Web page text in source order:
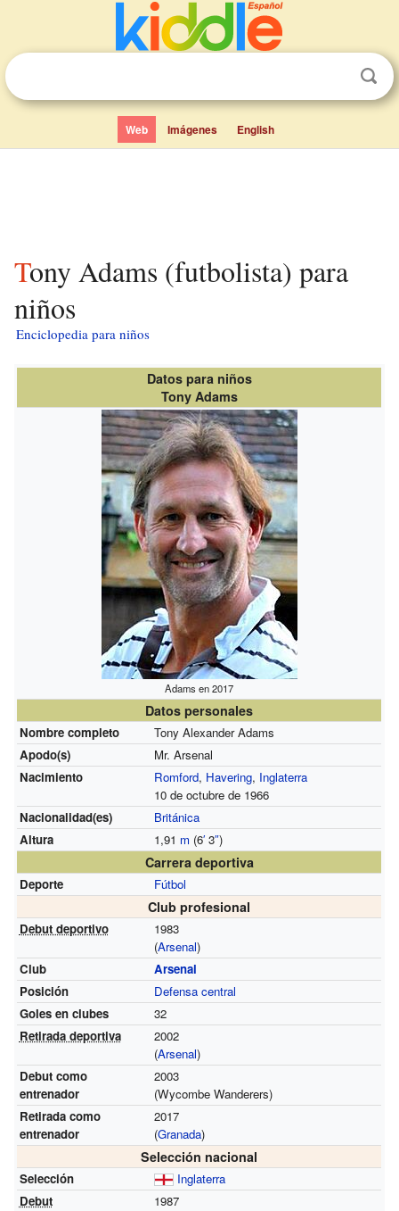
Web Imágenes English
Tony Adams (futbolista) para
niños
Enciclopedia para niños
Datos para niños
Tony Adams
Adams en 2017
Datos personales
Nombre completo
Tony Alexander Adams
Apodo(s)
Mr. Arsenal
Nacimiento
Romford, Havering, Inglaterra
10 de octubre de 1966
Nacionalidad(es)
Británica
Altura
1,91 m (6′3″)
Carrera deportiva
Deporte Fútbol
Club profesional
Debut deportivo
1983
(Arsenal)
Club
Arsenal
Posición
Defensa central
Goles en clubes
32
Retirada deportiva
2002
(Arsenal)
Debut como
entrenador
2003
(Wycombe Wanderers)
Retirada como
entrenador
2017
(Granada)
Selección nacional
Selección
Inglaterra
Debut
1987